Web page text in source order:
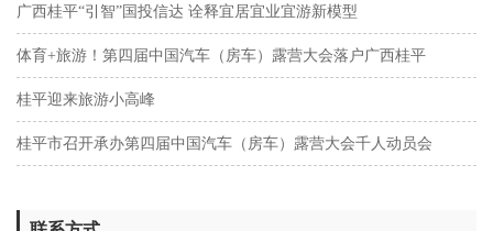
广西桂平“引智”国投信达 诠释宜居宜业宜游新模型
体育+旅游！第四届中国汽车（房车）露营大会落户广西桂平
桂平迎来旅游小高峰
桂平市召开承办第四届中国汽车（房车）露营大会千人动员会